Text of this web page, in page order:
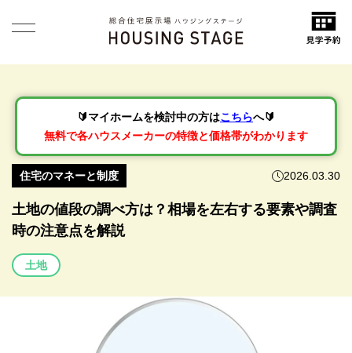
🔰マイホームを検討中の方はこちらへ🔰
無料で各ハウスメーカーの特徴と価格帯がわかります
住宅のマネーと制度 2026.03.30
土地の値段の調べ方は？相場を左右する要素や調査
時の注意点を解説
土地